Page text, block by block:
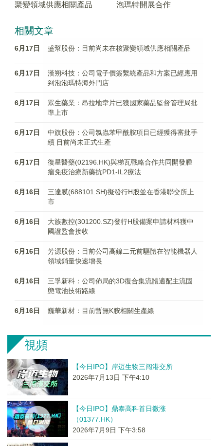
聚變領域供應相關產品
泡瑪特開展合作
相關文章
6月17日 盛幫股份：目前尚未在核聚變領域供應相關產品
6月17日
漢朔科技：公司電子價簽繫統產品和方案已經應用
到泡泡瑪特海外門店
6月17日
眾生藥業：昂拉地韋片已獲國家藥品監督管理局批
準上市
6月17日
中旗股份：公司氯蟲苯甲酰胺項目已經獲得審批手
續 目前尚未正式生產
6月17日
復星醫藥(02196.HK)與梯瓦戰略合作共同開發腫
瘤免疫治療新藥抗PD1-IL2療法
6月16日
三達膜(688101.SH)擬發行H股並在香港聯交所上
市
6月16日
大族數控(301200.SZ)發行H股備案申請材料獲中
國證監會接收
6月16日
芳源股份：目前公司高鎳二元前驅體在智能機器人
領域銷量快速增長
6月16日
三孚新科：公司佈局的3D復合集流體適配主流固
態電池技術路線
6月16日 巍華新材：目前暫無K胺相關生產線
視頻
【今日IPO】岸迈生物三闯港交所
2026年7月13日 下午4:10
【今日IPO】鼎泰高科首日微涨
（01377.HK）
2026年7月9日 下午3:58